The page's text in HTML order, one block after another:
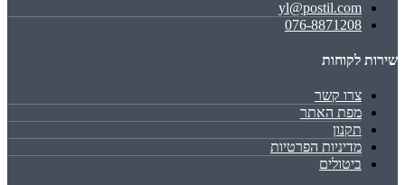
yl@postil.com
076-8871208
שירות לקוחות
צרו קשר
מפת האתר
תקנון
מדיניות הפרטיות
ביטולים